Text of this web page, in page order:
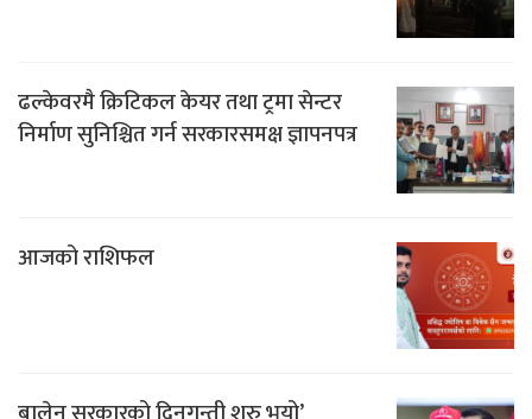
ढल्केवरमै क्रिटिकल केयर तथा ट्रमा सेन्टर
निर्माण सुनिश्चित गर्न सरकारसमक्ष ज्ञापनपत्र
आजको राशिफल